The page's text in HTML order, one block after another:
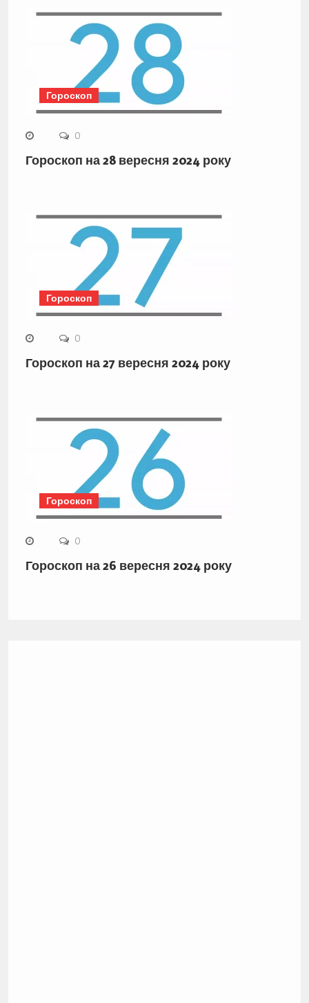
Гороскоп
0
Гороскоп на 28 вересня 2024 року
Гороскоп
0
Гороскоп на 27 вересня 2024 року
Гороскоп
0
Гороскоп на 26 вересня 2024 року